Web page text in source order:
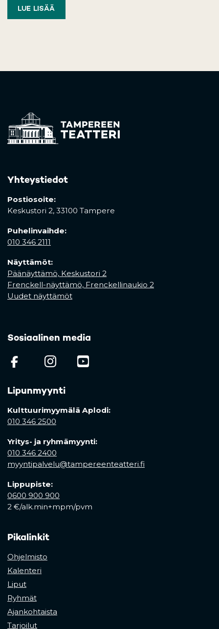
LUE LISÄÄ
Yhteystiedot
Postiosoite:
Keskustori 2, 33100 Tampere
Puhelinvaihde:
010 346 2111
Näyttämöt:
Päänäyttämö, Keskustori 2
Frenckell-näyttämö, Frenckellinaukio 2
Uudet näyttämöt
Sosiaalinen media
(opens in a new tab)
(opens in a new tab)
Lipunmyynti
Kulttuurimyymälä Aplodi:
010 346 2500
Yritys- ja ryhmämyynti:
010 346 2400
myyntipalvelu@tampereenteatteri.fi
Lippupiste:
0600 900 900
2 €/alk.min+mpm/pvm
Pikalinkit
Ohjelmisto
Kalenteri
Liput
Ryhmät
Ajankohtaista
Tarjoilut